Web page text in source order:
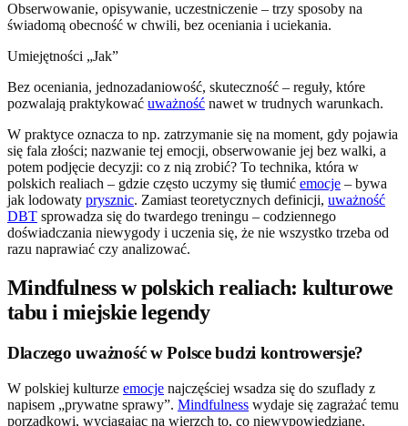
Obserwowanie, opisywanie, uczestniczenie – trzy sposoby na
świadomą obecność w chwili, bez oceniania i uciekania.
Umiejętności „Jak”
Bez oceniania, jednozadaniowość, skuteczność – reguły, które
pozwalają praktykować uważność nawet w trudnych warunkach.
W praktyce oznacza to np. zatrzymanie się na moment, gdy pojawia
się fala złości; nazwanie tej emocji, obserwowanie jej bez walki, a
potem podjęcie decyzji: co z nią zrobić? To technika, która w
polskich realiach – gdzie często uczymy się tłumić emocje – bywa
jak lodowaty prysznic. Zamiast teoretycznych definicji, uważność
DBT sprowadza się do twardego treningu – codziennego
doświadczania niewygody i uczenia się, że nie wszystko trzeba od
razu naprawiać czy analizować.
Mindfulness w polskich realiach: kulturowe
tabu i miejskie legendy
Dlaczego uważność w Polsce budzi kontrowersje?
W polskiej kulturze emocje najczęściej wsadza się do szuflady z
napisem „prywatne sprawy”. Mindfulness wydaje się zagrażać temu
porządkowi, wyciągając na wierzch to, co niewypowiedziane.